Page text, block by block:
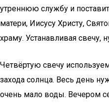
утреннюю службу и
матери, Иисусу Христу,
храму. Устанавливая свечу,
Четвёртую свечу
захода солнца. Весь день
очень мало воды. Вечером